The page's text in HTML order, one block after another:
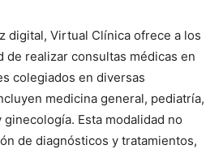
digital, Virtual Clínica ofrece a los
de realizar consultas médicas en
colegiados en diversas
medicina general, pediatría,
Esta modalidad no
de diagnósticos y tratamientos,